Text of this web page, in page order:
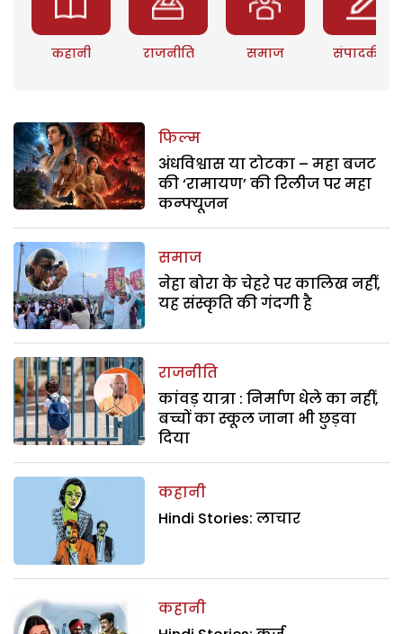
कहानी राजनीति समाज संपादकीय
फिल्म
अंधविश्वास या टोटका – महा बजट
की ‘रामायण’ की रिलीज पर महा
कन्फ्यूजन
समाज
नेहा बोरा के चेहरे पर कालिख नहीं,
यह संस्कृति की गंदगी है
राजनीति
कांवड़ यात्रा : निर्माण धेले का नहीं,
बच्चों का स्कूल जाना भी छुड़वा
दिया
कहानी
Hindi Stories: लाचार
कहानी